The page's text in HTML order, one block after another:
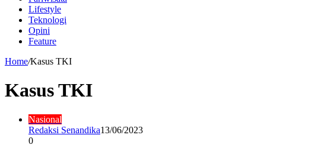
Lifestyle
Teknologi
Opini
Feature
Home/Kasus TKI
Kasus TKI
Nasional
Redaksi Senandika13/06/2023
0